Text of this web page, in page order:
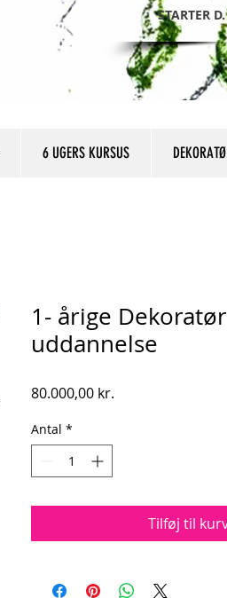
STARTER
6 UGERS KURSUS
1- årige Dekoratør
uddannelse
80.000,00 kr.
Antal *
Tilføj til